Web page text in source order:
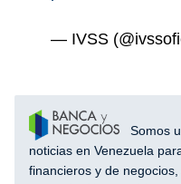
— IVSS
Somos
noticias en Venezuela
financieros y de